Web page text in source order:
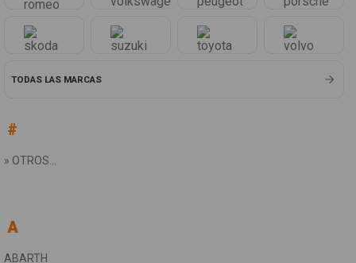
TODAS LAS MARCAS
#
» OTROS...
A
ABARTH